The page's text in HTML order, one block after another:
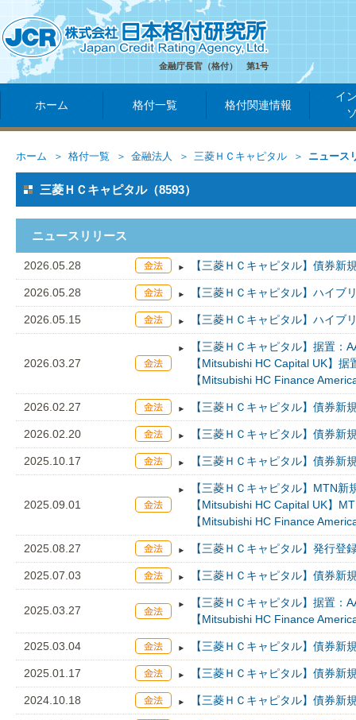
金融庁長官（格付） 第1号
ホーム 格付一覧 格付関連情報
イ
ホーム 格付一覧 金融法人 三菱ＨＣキャピタル ニュース
三菱ＨＣキャピタル（8593）
ニュースリリース
2026.05.28 【三菱ＨＣキャピタル】債券新
2026.05.28 【三菱ＨＣキャピタル】ハイブ
2026.05.15 【三菱ＨＣキャピタル】ハイブ
2026.03.27
【三菱ＨＣキャピタル】据置：
【Mitsubishi HC Capital UK】
【Mitsubishi HC Finance
2026.02.27 【三菱ＨＣキャピタル】債券新
2026.02.20 【三菱ＨＣキャピタル】債券新
2025.10.17 【三菱ＨＣキャピタル】債券新
2025.09.01
【三菱ＨＣキャピタル】MTN新
【Mitsubishi HC Capital UK】
【Mitsubishi HC Finance
2025.08.27 【三菱ＨＣキャピタル】発行登
2025.07.03 【三菱ＨＣキャピタル】債券新
2025.03.27
【三菱ＨＣキャピタル】据置：
【Mitsubishi HC Finance
2025.03.04 【三菱ＨＣキャピタル】債券新
2025.01.17 【三菱ＨＣキャピタル】債券新
2024.10.18 【三菱ＨＣキャピタル】債券新